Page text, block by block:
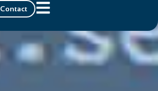
Contact